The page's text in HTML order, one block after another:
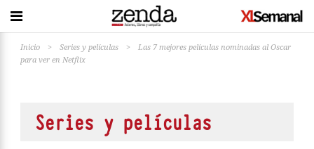
Inicio > Series y películas >
Las 7 mejores películas nominadas al Oscar
para ver en Netflix
Series y películas